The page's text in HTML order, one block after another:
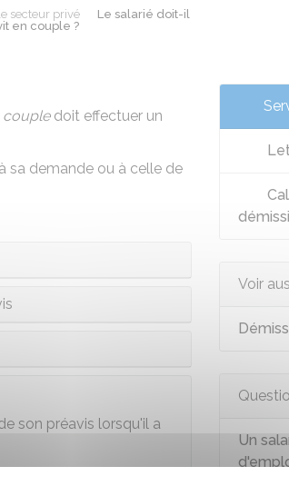
secteur privé
Le salarié doit-il
en couple ?
coupledoit effectuer un
sa demande ou à celle de
son préavis lorsqu'il a
en cas de
Voir
Un